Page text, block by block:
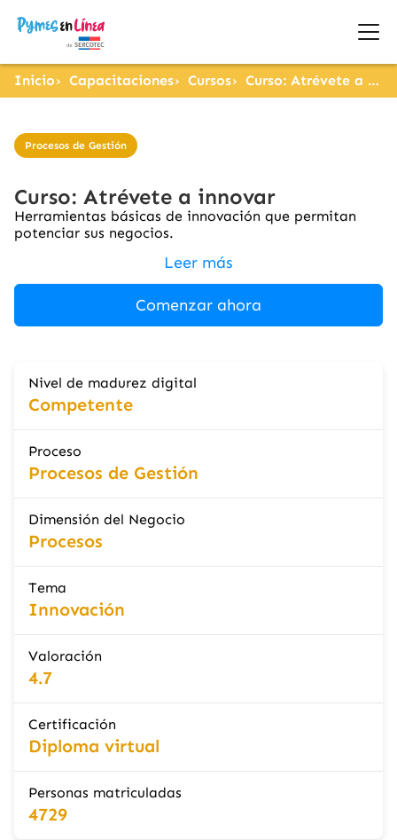
Inicio Capacitaciones Cursos Curso: Atrévete a innovar
Procesos de Gestión
Curso: Atrévete a innovar
Herramientas básicas de innovación que permitan
potenciar sus negocios.
Leer más
Comenzar ahora
Nivel de madurez digital
Competente
Proceso
Procesos de Gestión
Dimensión del Negocio
Procesos
Tema
Innovación
Valoración
4.7
Certificación
Diploma virtual
Personas matriculadas
4729